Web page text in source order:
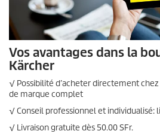
Vos avantages dans la
Kärcher
√ Possibilité d’acheter directement
de marque complet
√ Conseil professionnel et individualisé:
√ Livraison gratuite dès 50.00 SFr.